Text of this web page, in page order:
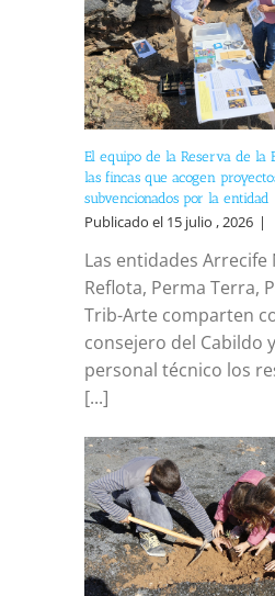
El equipo de la Reserva de la
las fincas que acogen
subvencionados por la entidad
Publicado el 15 julio , 2026 |
Las entidades Arrecife
Reflota, Perma Terra,
Trib-Arte comparten
consejero del Cabildo
personal técnico los
[...]